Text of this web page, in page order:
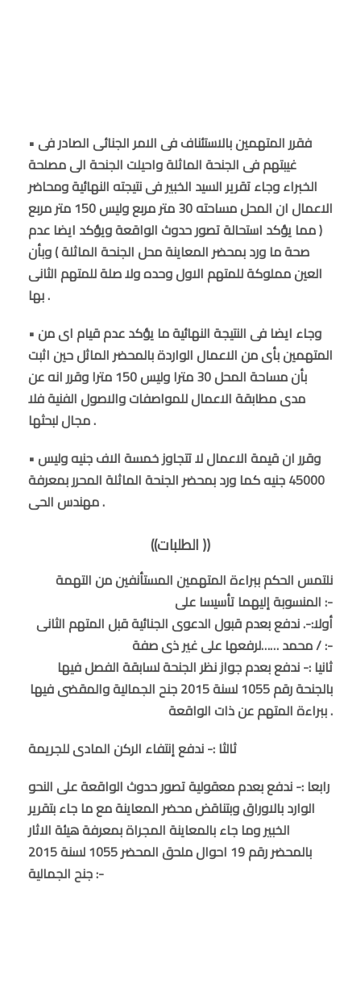
• فقرر المتهمين بالاستئناف فى الامر الجنائى الصادر فى
غيبتهم فى الجنحة الماثلة واحيلت الجنحة الى مصلحة
الخبراء وجاء تقرير السيد الخبير فى نتيجته النهائية ومحاضر
الاعمال ان المحل مساحته 30 متر مربع وليس 150 متر مربع
( مما يؤكد استحالة تصور حدوث الواقعة ويؤكد ايضا عدم
صحة ما ورد بمحضر المعاينة محل الجنحة الماثلة ) وبأن
العين مملوكة للمتهم الاول وحده ولا صلة للمتهم الثانى
بها .
• وجاء ايضا فى النتيجة النهائية ما يؤكد عدم قيام اى من
المتهمين بأى من الاعمال الواردة بالمحضر الماثل حين اثبت
بأن مساحة المحل 30 مترا وليس 150 مترا وقرر انه عن
مدى مطابقة الاعمال للمواصفات والاصول الفنية فلا
مجال لبحثها .
• وقرر ان قيمة الاعمال لا تتجاوز خمسة الاف جنيه وليس
45000 جنيه كما ورد بمحضر الجنحة الماثلة المحرر بمعرفة
مهندس الحى .
((الطلبات ))
نلتمس الحكم ببراءة المتهمين المستأنفين من التهمة
المنسوبة إليهما تأسيسا على :-
أولا:-. ندفع بعدم قبول الدعوى الجنائية قبل المتهم الثانى
/ محمد ……لرفعها على غير ذى صفة :-
ثانيا :- ندفع بعدم جواز نظر الجنحة لسابقة الفصل فيها
بالجنحة رقم 1055 لسنة 2015 جنح الجمالية والمقضى فيها
ببراءة المتهم عن ذات الواقعة .
ثالثا :- ندفع إنتفاء الركن المادى للجريمة
رابعا :- ندفع بعدم معقولية تصور حدوث الواقعة على النحو
الوارد بالاوراق وبتناقض محضر المعاينة مع ما جاء بتقرير
الخبير وما جاء بالمعاينة المجراة بمعرفة هيئة الاثار
بالمحضر رقم 19 احوال ملحق المحضر 1055 لسنة 2015
جنح الجمالية :-